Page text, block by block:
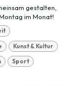
gestalten,
im Monat!
Kunst & Kultur
Sport